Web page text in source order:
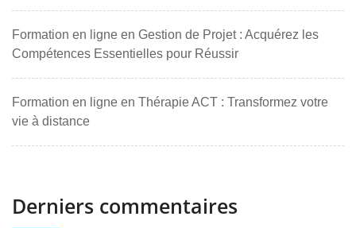
Formation en ligne en Gestion de Projet : Acquérez les
Compétences Essentielles pour Réussir
Formation en ligne en Thérapie ACT : Transformez votre
vie à distance
Derniers commentaires